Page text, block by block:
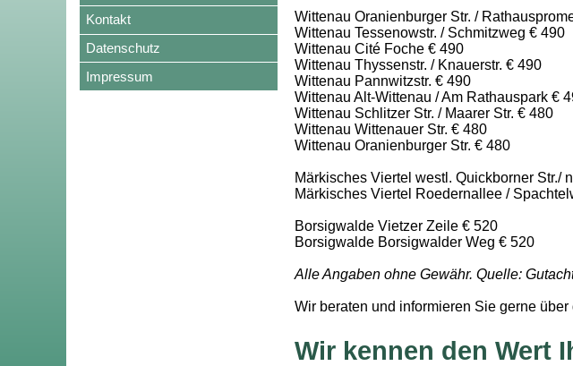
Kontakt
Datenschutz
Impressum
Wittenau Oranienburger Str. /
Wittenau Tessenowstr. / Schmitzweg € 490
Wittenau Cité Foche € 490
Wittenau Thyssenstr. / Knauerstr. € 490
Wittenau Pannwitzstr. € 490
Wittenau Alt-Wittenau / Am Rathauspark €
Wittenau Schlitzer Str. / Maarer Str. € 480
Wittenau Wittenauer Str. € 480
Wittenau Oranienburger Str. € 480
Märkisches Viertel westl. Quickborner Str./
Märkisches Viertel Roedernallee /
Borsigwalde Vietzer Zeile € 520
Borsigwalde Borsigwalder Weg € 520
Alle Angaben ohne Gewähr. Quelle:
Wir beraten und informieren Sie gerne
Wir kennen den Wert